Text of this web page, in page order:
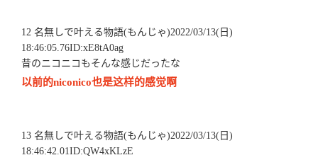
12 名無しで叶える物語(もんじゃ)2022/03/13(日)
18:46:05.76ID:xE8tA0ag
昔のニコニコもそんな感じだったな
以前的niconico也是这样的感觉啊
13 名無しで叶える物語(もんじゃ)2022/03/13(日)
18:46:42.01ID:QW4xKLzE